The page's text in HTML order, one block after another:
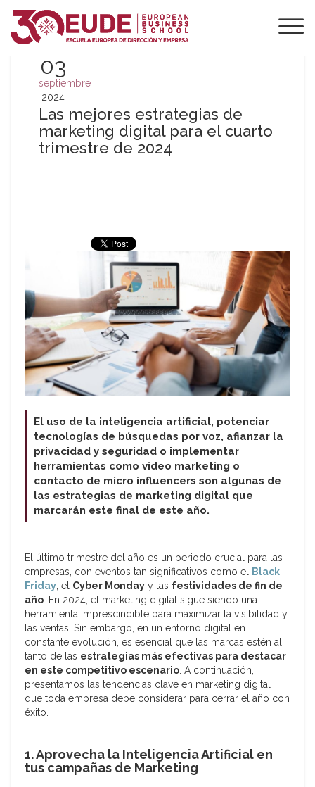
03
septiembre
2024
Las mejores estrategias de
marketing digital para el cuarto
trimestre de 2024
El uso de la inteligencia artificial, potenciar
tecnologías de búsquedas por voz, afianzar la
privacidad y seguridad o implementar
herramientas como video marketing o
contacto de micro influencers son algunas de
las estrategias de marketing digital que
marcarán este final de este año.
El último trimestre del año es un periodo crucial para las
empresas, con eventos tan significativos como el Black
Friday, el Cyber Monday y las festividades de fin de
año. En 2024, el marketing digital sigue siendo una
herramienta imprescindible para maximizar la visibilidad y
las ventas. Sin embargo, en un entorno digital en
constante evolución, es esencial que las marcas estén al
tanto de las estrategias más efectivas para destacar
en este competitivo escenario. A continuación,
presentamos las tendencias clave en marketing digital
que toda empresa debe considerar para cerrar el año con
éxito.
1. Aprovecha la Inteligencia Artificial en
tus campañas de Marketing